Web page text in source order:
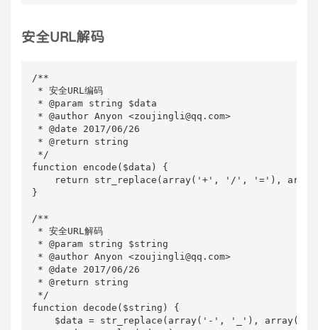
安全URL解码
/**
* 安全URL编码
* @param string $data
* @author Anyon <zoujingli@qq.com>
* @date 2017/06/26
* @return string
*/
function encode($data) {
return str_replace(array('+', '/', '='),
}
/**
* 安全URL解码
* @param string $string
* @author Anyon <zoujingli@qq.com>
* @date 2017/06/26
* @return string
*/
function decode($string) {
$data = str_replace(array('-', '_'),